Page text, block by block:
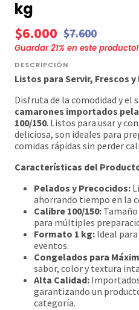
kg
$6.000 $7.600
Guardar21% en este producto!
DESCRIPCIÓN
Listos para Servir, Frescos
Disfruta de la comodidad y el
camarones importados
100/150. Listos para usar y
deliciosa, son ideales para
comidas rápidas sin perder
Características del
Pelados y Precocidos:
ahorrando tiempo en la
Calibre 100/150:
para múltiples
Formato 1 kg: Ideal
eventos.
Congelados para
sabor, color y textura
Alta Calidad:
garantizando un
categoría.